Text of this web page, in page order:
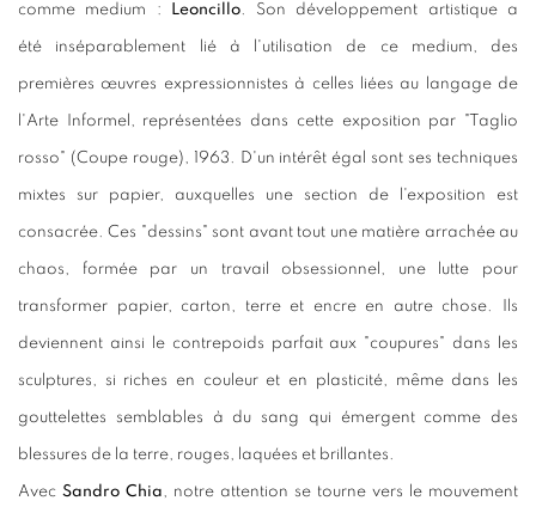
comme medium : Leoncillo. Son développement artistique a
été inséparablement lié à l'utilisation de ce medium, des
premières œuvres expressionnistes à celles liées au langage de
l'Arte Informel, représentées dans cette exposition par "Taglio
rosso" (Coupe rouge), 1963. D'un intérêt égal sont ses techniques
mixtes sur papier, auxquelles une section de l'exposition est
consacrée. Ces "dessins" sont avant tout une matière arrachée au
chaos, formée par un travail obsessionnel, une lutte pour
transformer papier, carton, terre et encre en autre chose. Ils
deviennent ainsi le contrepoids parfait aux "coupures" dans les
sculptures, si riches en couleur et en plasticité, même dans les
gouttelettes semblables à du sang qui émergent comme des
blessures de la terre, rouges, laquées et brillantes.
Avec Sandro Chia, notre attention se tourne vers le mouvement